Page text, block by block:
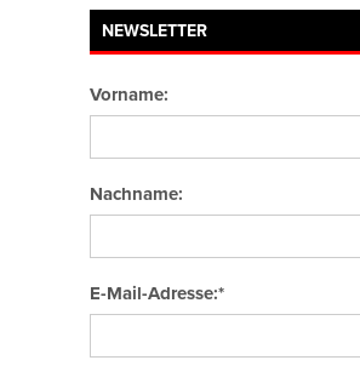
NEWSLETTER
Vorname:
Nachname:
E-Mail-Adresse:*